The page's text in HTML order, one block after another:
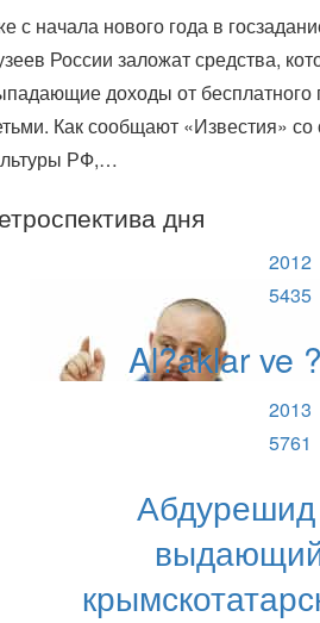
с начала нового года в
России заложат средства,
доходы от бесплатного
Как сообщают «Известия»
РФ,…
дня
2012
5435
Al?aklar ve
2013
5761